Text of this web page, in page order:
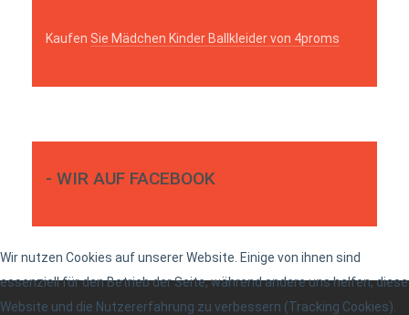
Kaufen Sie Mädchen Kinder Ballkleider von 4proms
- WIR AUF FACEBOOK
Wir nutzen Cookies auf unserer Website. Einige von ihnen sind
essenziell für den Betrieb der Seite, während andere uns helfen, diese
Website und die Nutzererfahrung zu verbessern (Tracking Cookies).